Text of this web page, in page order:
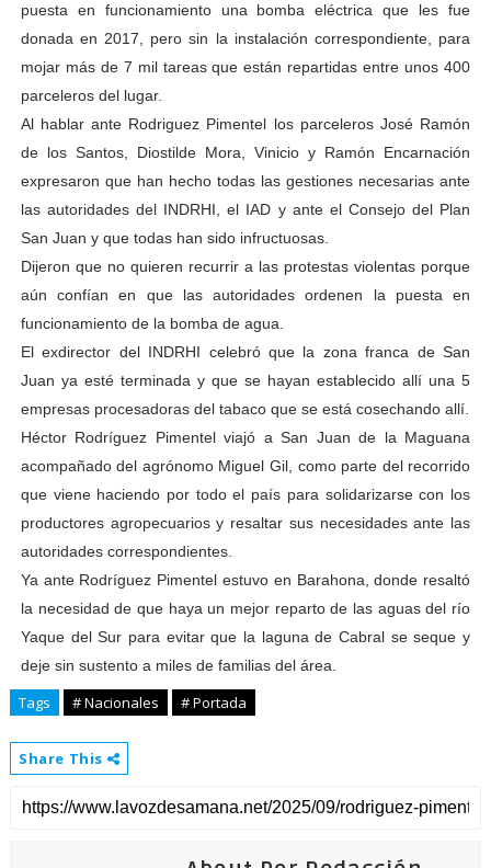
puesta en funcionamiento una bomba eléctrica que les fue
donada en 2017, pero sin la instalación correspondiente, para
mojar más de 7 mil tareas que están repartidas entre unos 400
parceleros del lugar.
Al hablar ante Rodriguez Pimentel los parceleros José Ramón
de los Santos, Diostilde Mora, Vinicio y Ramón Encarnación
expresaron que han hecho todas las gestiones necesarias ante
las autoridades del INDRHI, el IAD y ante el Consejo del Plan
San Juan y que todas han sido infructuosas.
Dijeron que no quieren recurrir a las protestas violentas porque
aún confían en que las autoridades ordenen la puesta en
funcionamiento de la bomba de agua.
El exdirector del INDRHI celebró que la zona franca de San
Juan ya esté terminada y que se hayan establecido allí una 5
empresas procesadoras del tabaco que se está cosechando allí.
Héctor Rodríguez Pimentel viajó a San Juan de la Maguana
acompañado del agrónomo Miguel Gil, como parte del recorrido
que viene haciendo por todo el país para solidarizarse con los
productores agropecuarios y resaltar sus necesidades ante las
autoridades correspondientes.
Ya ante Rodríguez Pimentel estuvo en Barahona, donde resaltó
la necesidad de que haya un mejor reparto de las aguas del río
Yaque del Sur para evitar que la laguna de Cabral se seque y
deje sin sustento a miles de familias del área.
Tags # Nacionales # Portada
Share This